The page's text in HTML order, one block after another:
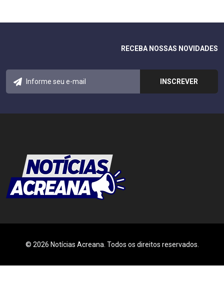
RECEBA NOSSAS NOVIDADES
© 2026 Notícias Acreana. Todos os direitos reservados.